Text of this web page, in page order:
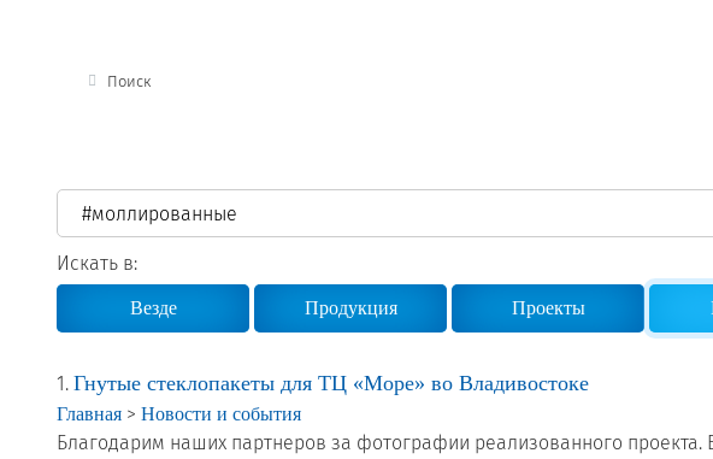
Продажа недвижимости
Сертификаты на
ГОСТы, ТУ и
Поиск
Искать в:
Везде Продукция Проекты
1. Гнутые стеклопакеты для ТЦ «Море» во Владивостоке
Главная > Новости и события
Благодарим наших партнеров за фотографии реализованного